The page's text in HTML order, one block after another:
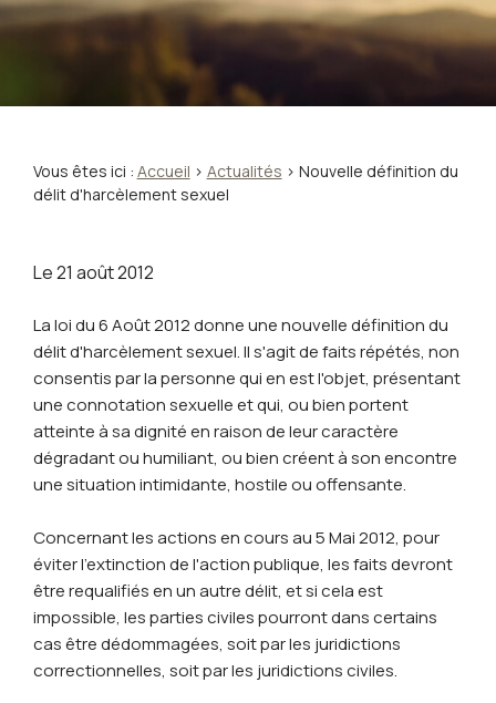
Vous êtes ici : Accueil > Actualités > Nouvelle définition du
délit d'harcèlement sexuel
Le21 août 2012
La loi du 6 Août 2012 donne une nouvelle définition du
délit d'harcèlement sexuel. Il s'agit de faits répétés, non
consentis par la personne qui en est l'objet, présentant
une connotation sexuelle et qui, ou bien portent
atteinte à sa dignité en raison de leur caractère
dégradant ou humiliant, ou bien créent à son encontre
une situation intimidante, hostile ou offensante.
Concernant les actions en cours au 5 Mai 2012, pour
éviter l'extinction de l'action publique, les faits devront
être requalifiés en un autre délit, et si cela est
impossible, les parties civiles pourront dans certains
cas être dédommagées, soit par les juridictions
correctionnelles, soit par les juridictions civiles.